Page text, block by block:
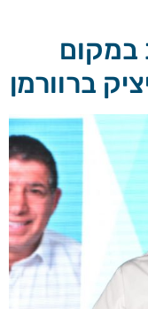
במקום
ברוורמן